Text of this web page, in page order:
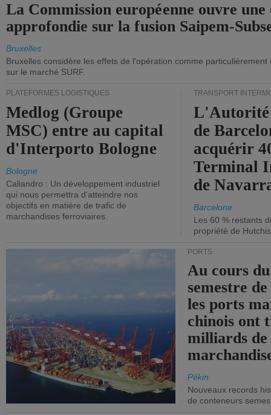
La Commission européenne ouvre une
approfondie sur la fusion Saipem-
Bruxelles
Bruxelles considère les effets de l'opération comme
sur le marché SURF.
PLATEFORMES LOGISTIQUES
Medlog (Groupe
MSC) entre au capital
d'Interporto Bologne
Bologne
Caliandro : Un développement industriel
qui nous permettra d'atteindre nos
objectifs en matière de trafic de
marchandises ferroviaires.
TRANSPORT
de
acquérir
Terminal
de
Barcelone
Les 60 % restants
propriété de
PORTS
Au cours
semestre
les ports
chinois ont
milliards de
Pékin
Nouveaux records
de conteneurs